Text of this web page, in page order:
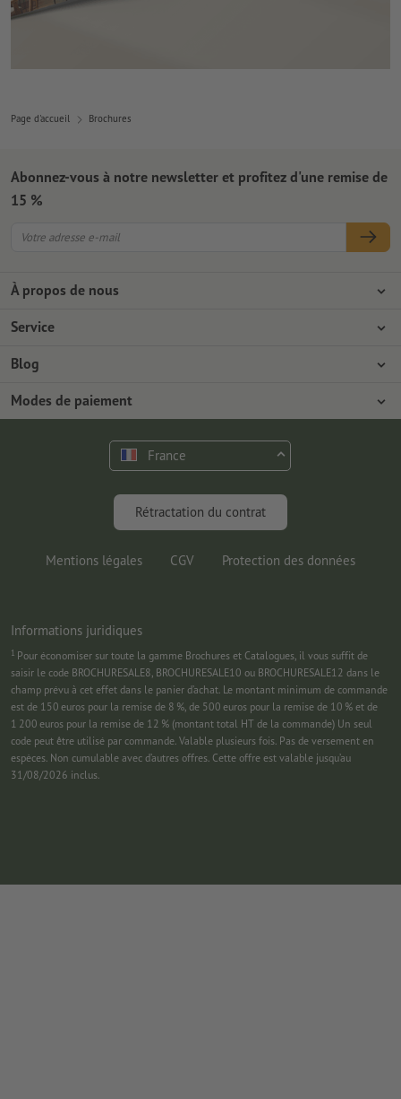
Page d'accueil Brochures
À propos de nous
L'entreprise
Protection de l'environnement
Service
Modes de paiement
Expédition
Programme Premium
Blog
Tutoriels Photoshop
Outils & Fonts gratuits
Marketing & Insights
Modes de paiement
Abonnez-vous à notre newsletter et profitez d'une remise de
15 %
France
Rétractation du contrat
Mentions légales CGV Protection des données
Informations juridiques
1 Pour économiser sur toute la gamme Brochures et Catalogues, il vous suffit de
saisir le code BROCHURESALE8, BROCHURESALE10 ou BROCHURESALE12 dans le
champ prévu à cet effet dans le panier d’achat. Le montant minimum de commande
est de 150 euros pour la remise de 8 %, de 500 euros pour la remise de 10 % et de
1 200 euros pour la remise de 12 % (montant total HT de la commande) Un seul
code peut être utilisé par commande. Valable plusieurs fois. Pas de versement en
espèces. Non cumulable avec d’autres offres. Cette offre est valable jusqu’au
31/08/2026 inclus.